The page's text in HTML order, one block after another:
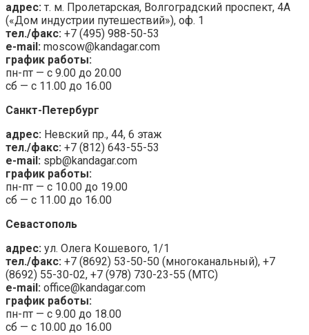
адрес: т. м. Пролетарская, Волгоградский проспект, 4А
(«Дом индустрии путешествий»), оф. 1
тел./факс: +7 (495) 988-50-53
e-mail: moscow@kandagar.com
график работы:
пн-пт — с 9.00 до 20.00
сб — с 11.00 до 16.00
Санкт-Петербург
адрес: Невский пр., 44, 6 этаж
тел./факс: +7 (812) 643-55-53
e-mail: spb@kandagar.com
график работы:
пн-пт — с 10.00 до 19.00
сб — с 11.00 до 16.00
Севастополь
адрес: ул. Олега Кошевого, 1/1
тел./факс: +7 (8692) 53-50-50 (многоканальный), +7
(8692) 55-30-02, +7 (978) 730-23-55 (МТС)
e-mail: office@kandagar.com
график работы:
пн-пт — с 9.00 до 18.00
сб — с 10.00 до 16.00